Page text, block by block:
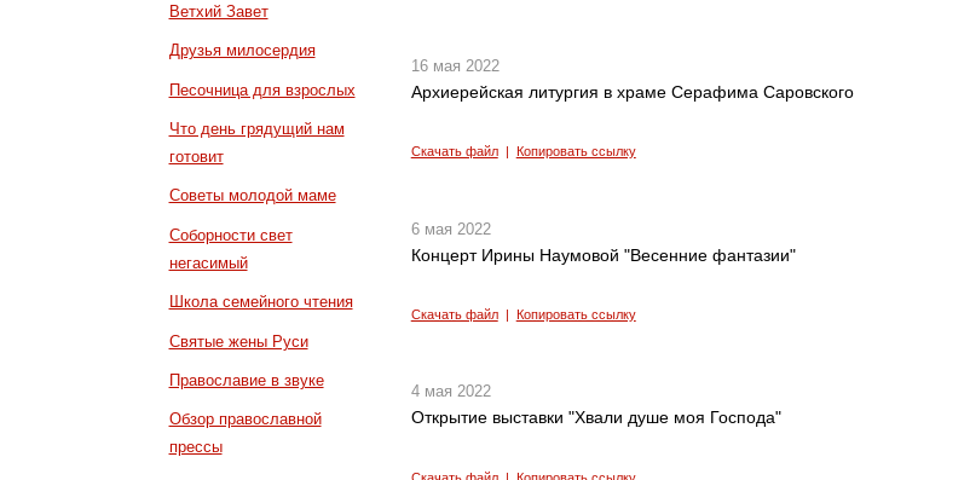
Ветхий Завет
Друзья милосердия
Песочница для взрослых
Что день грядущий нам
готовит
Советы молодой маме
Соборности свет
негасимый
Школа семейного чтения
Святые жены Руси
Православие в звуке
Обзор православной
прессы
16 мая 2022
Архиерейская литургия в храме Серафима Саровского
Скачать файл| Копировать ссылку
6 мая 2022
Концерт Ирины Наумовой "Весенние фантазии"
Скачать файл| Копировать ссылку
4 мая 2022
Открытие выставки "Хвали душе моя Господа"
Скачать файл| Копировать ссылку